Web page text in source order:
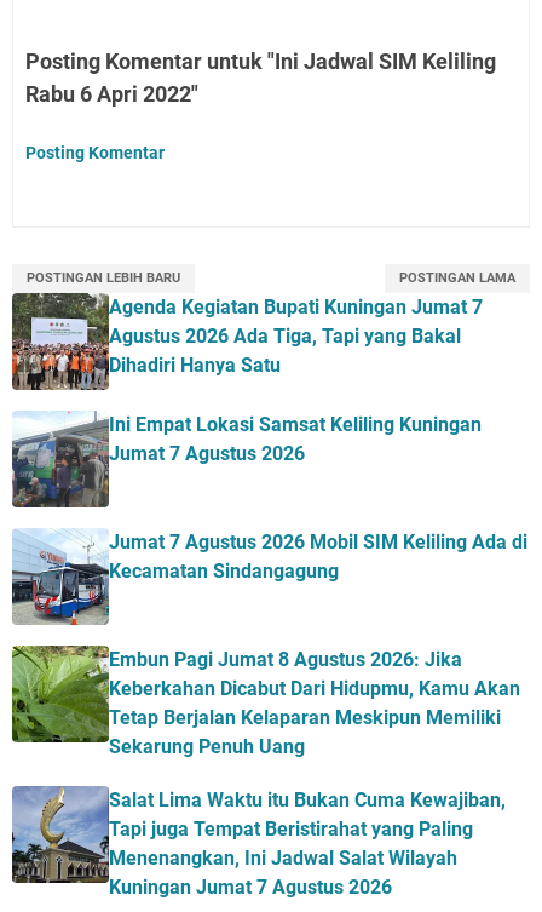
Posting Komentar untuk "Ini Jadwal SIM Keliling
Rabu 6 Apri 2022"
Posting Komentar
POSTINGAN LEBIH BARU POSTINGAN LAMA
Agenda Kegiatan Bupati Kuningan Jumat 7
Agustus 2026 Ada Tiga, Tapi yang Bakal
Dihadiri Hanya Satu
Ini Empat Lokasi Samsat Keliling Kuningan
Jumat 7 Agustus 2026
Jumat 7 Agustus 2026 Mobil SIM Keliling Ada di
Kecamatan Sindangagung
Embun Pagi Jumat 8 Agustus 2026: Jika
Keberkahan Dicabut Dari Hidupmu, Kamu Akan
Tetap Berjalan Kelaparan Meskipun Memiliki
Sekarung Penuh Uang
Salat Lima Waktu itu Bukan Cuma Kewajiban,
Tapi juga Tempat Beristirahat yang Paling
Menenangkan, Ini Jadwal Salat Wilayah
Kuningan Jumat 7 Agustus 2026